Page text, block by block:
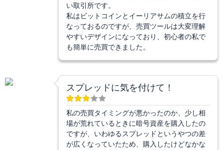
い取引所です。
私はビットコインとイーリアサムの積立を行
なっておるのですが、売買ツールは大変理解
やすいデザインになっており、初心者の私で
も簡単に売買できました。
スプレッドに気を付けて！
私の売買タイミングが悪かったのか、少し相
場が荒れているときに暗号資産を購入したの
ですが、いわゆるスプレッドというやつの差
が広くなっていたため、購入したけどなかな